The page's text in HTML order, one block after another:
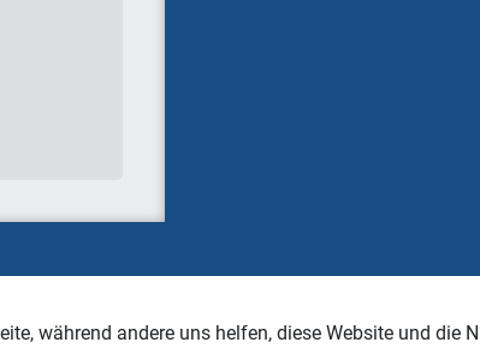
während andere uns helfen, diese Website und die